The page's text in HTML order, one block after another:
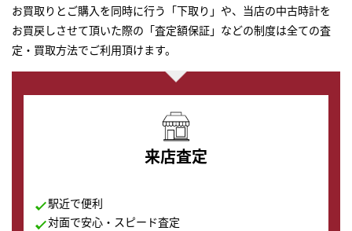
お買取りとご購入を同時に行う「下取り」や、当店の中古時計を
お買戻しさせて頂いた際の「査定額保証」などの制度は全ての査
定・買取方法でご利用頂けます。
来店査定
駅近で便利
対面で安心・スピード査定